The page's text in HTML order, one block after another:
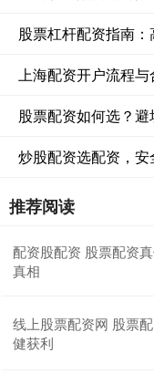
股票杠杆配资指南
上海配资开户流程
股票配资如何选？
炒股配资选配资，
推荐阅读
配资股配资 股票配资
真相
线上股票配资网 股票
健获利